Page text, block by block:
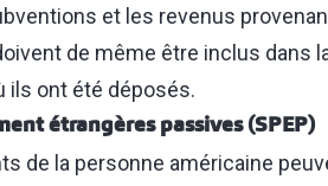
et les revenus
de même être inclus dans
ils ont été déposés.
étrangères passives (SPEP)
de la personne américaine